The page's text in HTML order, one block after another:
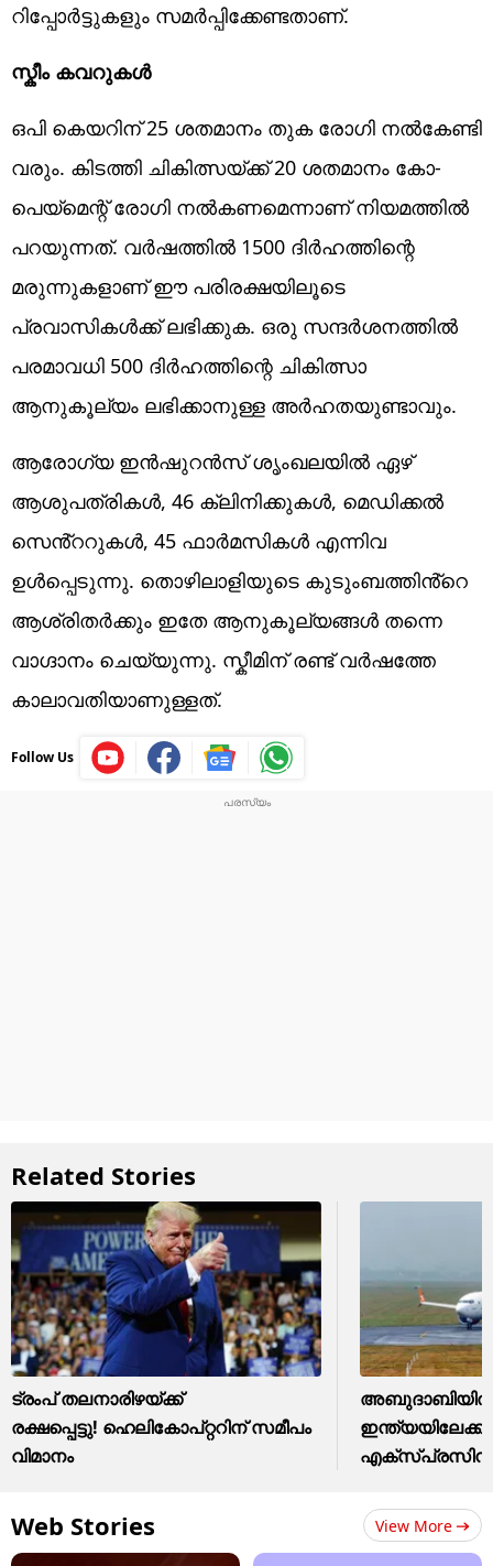
റിപ്പോർട്ടുകളും സമർപ്പിക്കേണ്ടതാണ്.
സ്കീം കവറുകൾ
ഒപി കെയറിന് 25 ശതമാനം തുക രോഗി നൽകേണ്ടി
വരും. കിടത്തി ചികിത്സയ്ക്ക് 20 ശതമാനം കോ-
പെയ്‌മെന്റ് രോഗി നൽകണമെന്നാണ് നിയമത്തിൽ
പറയുന്നത്. വർഷത്തിൽ 1500 ദിർഹത്തിന്റെ
മരുന്നുകളാണ് ഈ പരിരക്ഷയിലൂടെ
പ്രവാസികൾക്ക് ലഭിക്കുക. ഒരു സന്ദർശനത്തിൽ
പരമാവധി 500 ദിർഹത്തിന്റെ ചികിത്സാ
ആനുകൂല്യം ലഭിക്കാനുള്ള അർഹതയുണ്ടാവും.
ആരോഗ്യ ഇൻഷുറൻസ് ശൃംഖലയിൽ ഏഴ്
ആശുപത്രികൾ, 46 ക്ലിനിക്കുകൾ, മെഡിക്കൽ
സെൻ്ററുകൾ, 45 ഫാർമസികൾ എന്നിവ
ഉൾപ്പെടുന്നു. തൊഴിലാളിയുടെ കുടുംബത്തിൻ്റെ
ആശ്രിതർക്കും ഇതേ ആനുകൂല്യങ്ങൾ തന്നെ
വാഗ്ദാനം ചെയ്യുന്നു. സ്കീമിന് രണ്ട് വർഷത്തേ
കാലാവതിയാണുള്ളത്.
Follow Us
Related Stories
ട്രംപ് തലനാരിഴയ്ക്ക്
രക്ഷപ്പെട്ടു! ഹെലികോപ്റ്ററിന് സമീപം
വിമാനം
അബുദാബിയിൽ
Web Stories View More